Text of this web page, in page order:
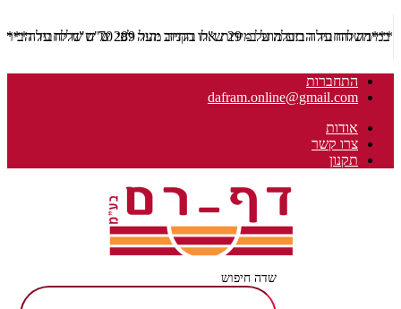
***משלוח עד הבית מוזל ב- 29 ש"ח בקניה מעל 289 ש"ח שליח עד הבית ***
התחברות
dafram.online@gmail.com
אודות
צרו קשר
תקנון
שדה חיפוש